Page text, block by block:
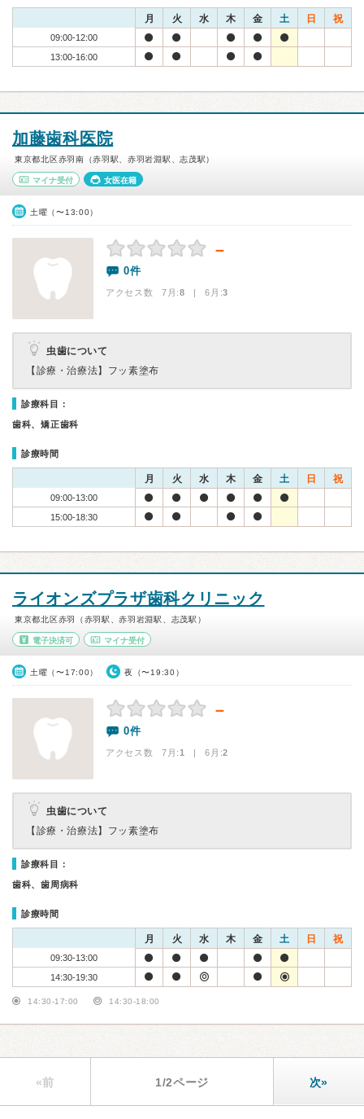
月 火 水 木 金 土 日 祝
09:00-12:00
13:00-16:00
加藤歯科医院
東京都北区赤羽南（赤羽駅、赤羽岩淵駅、志茂駅）
マイナ受付 女医在籍
土曜（〜13:00）
－
0件
アクセス数 7月:8 | 6月:3
虫歯について
【診療・治療法】 フッ素塗布
診療科目：
歯科、矯正歯科
診療時間
月 火 水 木 金 土 日 祝
09:00-13:00
15:00-18:30
ライオンズプラザ歯科クリニック
東京都北区赤羽（赤羽駅、赤羽岩淵駅、志茂駅）
電子決済可 マイナ受付
土曜（〜17:00） 夜（〜19:30）
－
0件
アクセス数 7月:1 | 6月:2
虫歯について
【診療・治療法】 フッ素塗布
診療科目：
歯科、歯周病科
診療時間
月 火 水 木 金 土 日 祝
09:30-13:00
14:30-19:30
14:30-17:00 14:30-18:00
«前 1/2ページ 次»